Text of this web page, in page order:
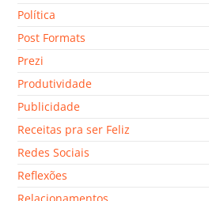
Política
Post Formats
Prezi
Produtividade
Publicidade
Receitas pra ser Feliz
Redes Sociais
Reflexões